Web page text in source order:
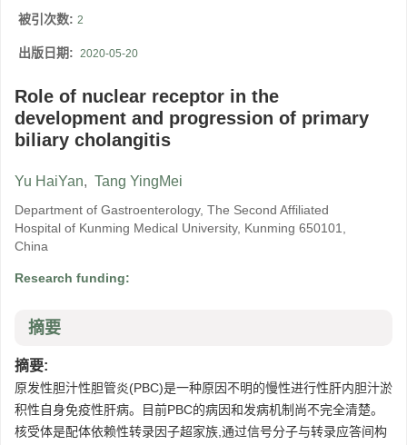
被引次数: 2
出版日期: 2020-05-20
Role of nuclear receptor in the
development and progression of primary
biliary cholangitis
Yu HaiYan, Tang YingMei
Department of Gastroenterology, The Second Affiliated
Hospital of Kunming Medical University, Kunming 650101,
China
Research funding:
摘要
摘要:
原发性胆汁性胆管炎(PBC)是一种原因不明的慢性进行性肝内胆汁淤
积性自身免疫性肝病。目前PBC的病因和发病机制尚不完全清楚。
核受体是配体依赖性转录因子超家族,通过信号分子与转录应答间构